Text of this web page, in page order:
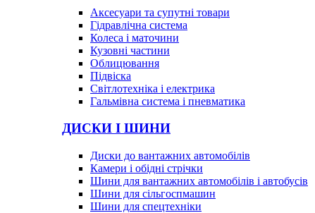
Аксесуари та супутні товари
Гідравлічна система
Колеса і маточини
Кузовні частини
Облицювання
Підвіска
Світлотехніка і електрика
Гальмівна система і пневматика
ДИСКИ І ШИНИ
Диски до вантажних автомобілів
Камери і обідні стрічки
Шини для вантажних автомобілів і автобусів
Шини для сільгоспмашин
Шини для спецтехніки